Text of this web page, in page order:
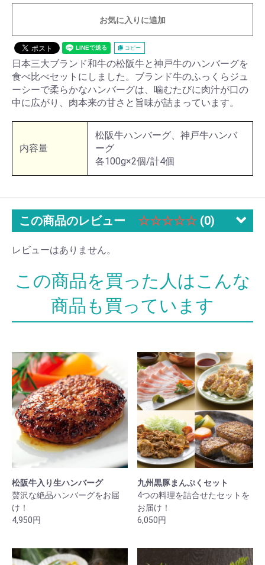
お気に入りに追加
コピー
日本三大ブランド和牛の松阪牛と神戸牛のハンバーグを
食べ比べセットにしました。ブランド牛のふっくらジュ
ーシーで柔らかなハンバーグは、噛むたびに肉汁が口の
中に広がり、肉本来の甘さと旨味が詰まっています。
内容量
松阪牛ハンバーグ、神戸牛ハンバ
ーグ
各100g×2個/計4個
この商品のレビュー ☆☆☆☆☆ (0)
レビューはありません。
松阪牛入り生ハンバーグ
贅沢な絶品ハンバーグをお届
け！
4,950円
九州黒豚まんぷくセット
4つの料理を詰合せたセットを
お届け！
6,050円